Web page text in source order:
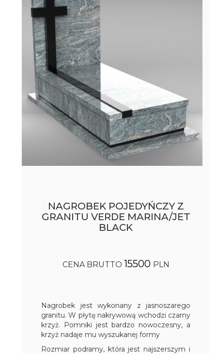
NAGROBEK POJEDYŃCZY Z
GRANITU VERDE MARINA/JET
BLACK
CENA BRUTTO 15500 PLN
Nagrobek jest wykonany z jasnoszarego
granitu. W płytę nakrywową wchodzi czarny
krzyż. Pomniki jest bardzo nowoczesny, a
krzyż nadaje mu wyszukanej formy
Rozmiar podramy, która jest najszerszym i